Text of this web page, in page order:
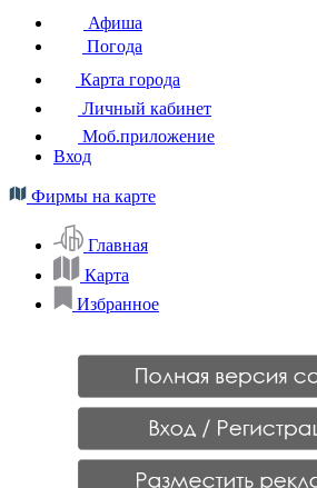
Афиша
Погода
Карта города
Личный кабинет
Моб.приложение
Вход
Фирмы на карте
Главная
Карта
Избранное